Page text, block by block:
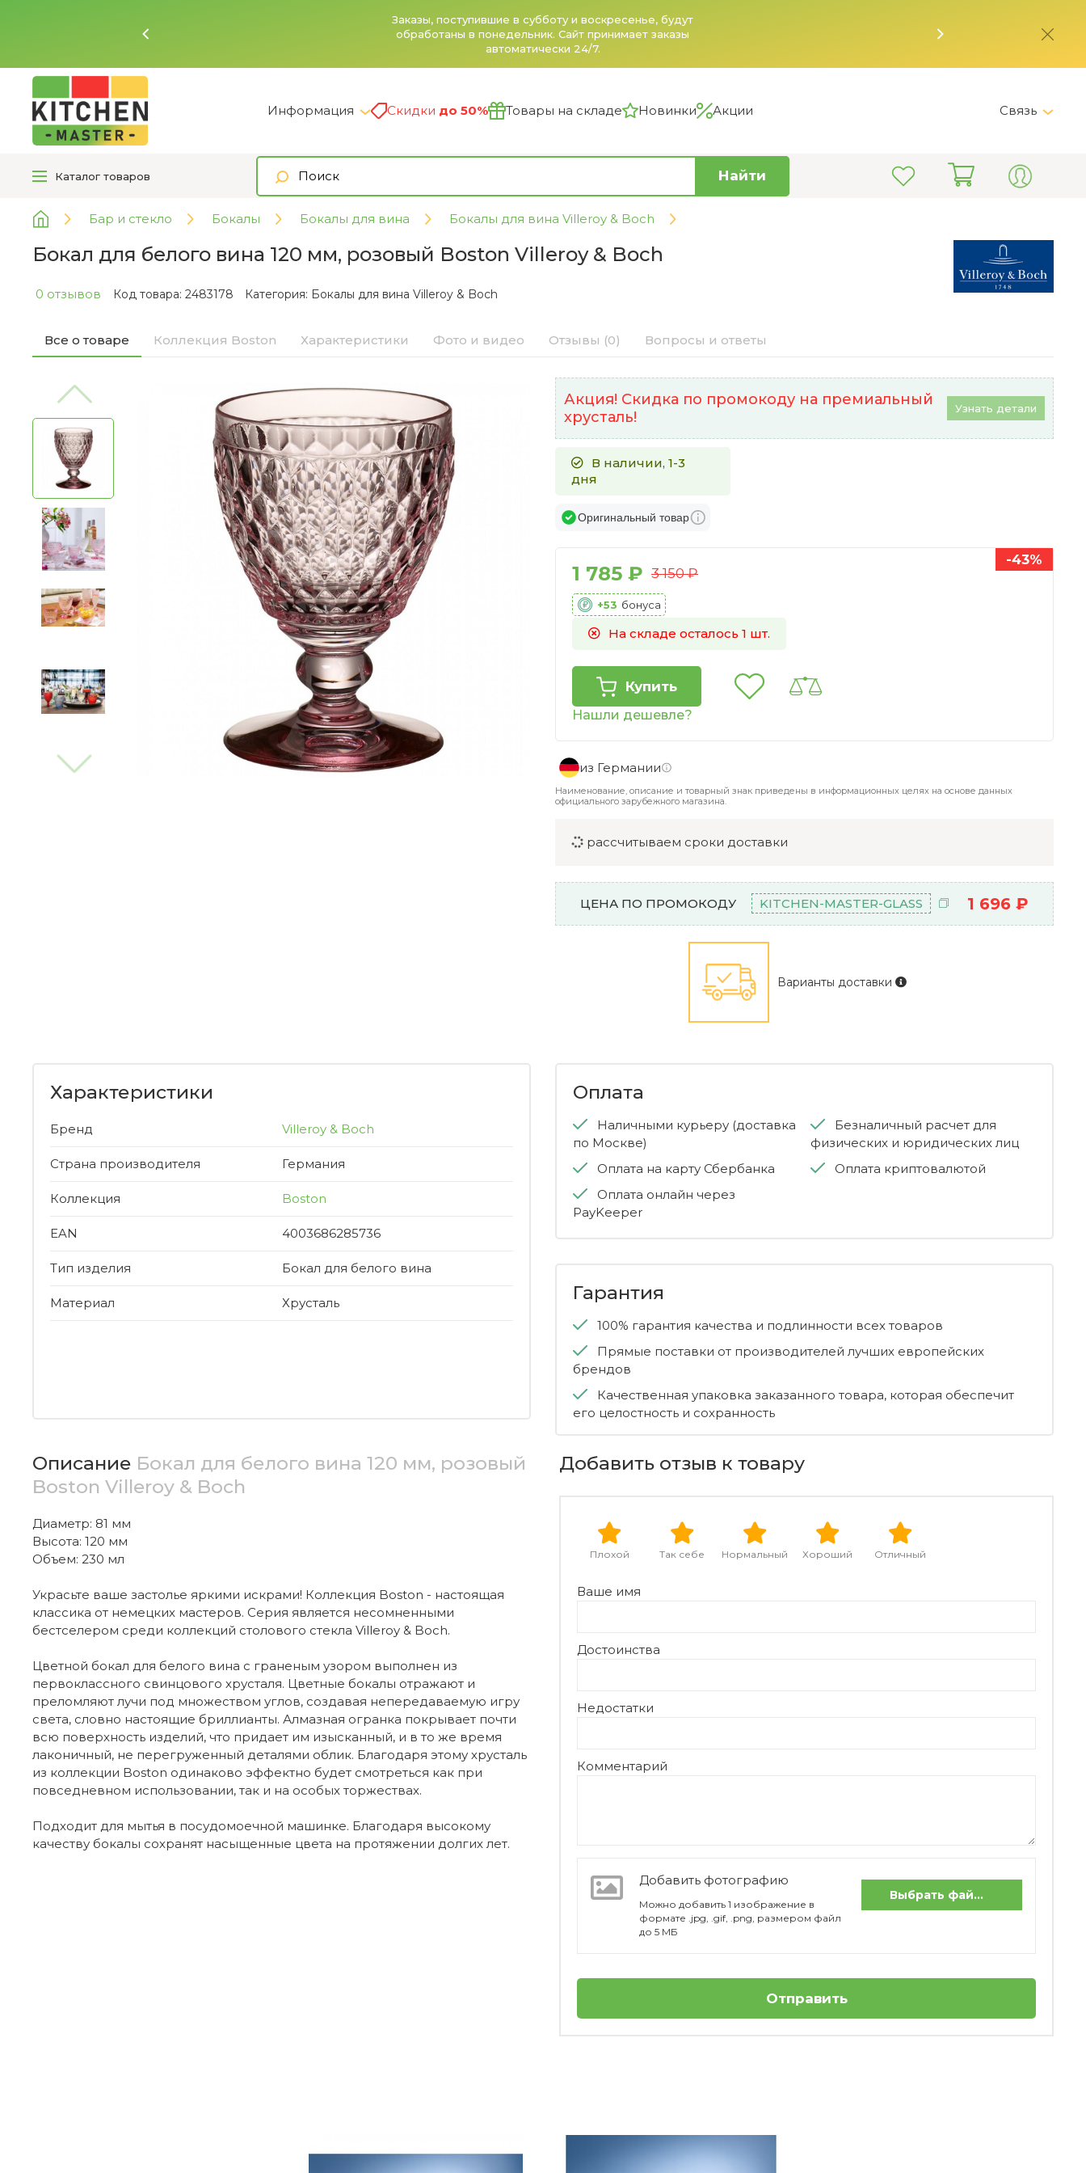
Заказы, поступившие в субботу и воскресенье, будут
обработаны в понедельник. Сайт принимает заказы
автоматически 24/7.
Информация Скидки до 50% Товары на складе Новинки Акции Связь
+7 (495) 150-82-28
info@kitchen-master.ru
Каталог товаров Найти
Бар и стекло Бокалы Бокалы для вина Бокалы для вина Villeroy & Boch
Бокал для белого вина 120 мм, розовый Boston Villeroy & Boch
0 отзывов Код товара: 2483178 Категория: Бокалы для вина Villeroy & Boch
Все о товаре Коллекция Boston Характеристики Фото и видео Отзывы (0) Вопросы и ответы
Акция! Скидка по промокоду на премиальный
хрусталь!
Узнать детали
В наличии, 1-3
дня
Оригинальный товар
1 785 ₽ 3 150 ₽
-43%
+53 бонуса
На складе осталось 1 шт.
Купить
Нашли дешевле?
из Германии
Наименование, описание и товарный знак приведены в информационных целях на основе данных
официального зарубежного магазина.
рассчитываем сроки доставки
ЦЕНА ПО ПРОМОКОДУ KITCHEN-MASTER-GLASS 1 696 ₽
Варианты доставки
Характеристики
Бренд Villeroy & Boch
Страна производителя Германия
Коллекция Boston
EAN 4003686285736
Тип изделия Бокал для белого вина
Материал Хрусталь
Оплата
Наличными курьеру (доставка
по Москве)
Оплата на карту Сбербанка
Оплата онлайн через
PayKeeper
Безналичный расчет для
физических и юридических лиц
Оплата криптовалютой
Гарантия
100% гарантия качества и подлинности всех товаров
Прямые поставки от производителей лучших европейских
брендов
Качественная упаковка заказанного товара, которая обеспечит
его целостность и сохранность
Описание Бокал для белого вина 120 мм, розовый
Boston Villeroy & Boch
Диаметр: 81 мм
Высота: 120 мм
Объем: 230 мл
Украсьте ваше застолье яркими искрами! Коллекция Boston - настоящая
классика от немецких мастеров. Серия является несомненными
бестселером среди коллекций столового стекла Villeroy & Boch.
Цветной бокал для белого вина с граненым узором выполнен из
первоклассного свинцового хрусталя. Цветные бокалы отражают и
преломляют лучи под множеством углов, создавая непередаваемую игру
света, словно настоящие бриллианты. Алмазная огранка покрывает почти
всю поверхность изделий, что придает им изысканный, и в то же время
лаконичный, не перегруженный деталями облик. Благодаря этому хрусталь
из коллекции Boston одинаково эффектно будет смотреться как при
повседневном использовании, так и на особых торжествах.
Подходит для мытья в посудомоечной машинке. Благодаря высокому
качеству бокалы сохранят насыщенные цвета на протяжении долгих лет.
Добавить отзыв к товару
Отличный
Хороший
Нормальный
Так себе
Плохой
Ваше имя
Достоинства
Недостатки
Комментарий
Добавить фотографию
Можно добавить 1 изображение в
формате .jpg, .gif, .png, размером файл
до 5 МБ
Выбрать файлы
Отправить
-50% -50%